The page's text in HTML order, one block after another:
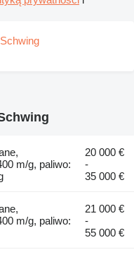
m/g, paliwo:
20 000 €
-
35 000 €
m/g, paliwo:
21 000 €
-
55 000 €